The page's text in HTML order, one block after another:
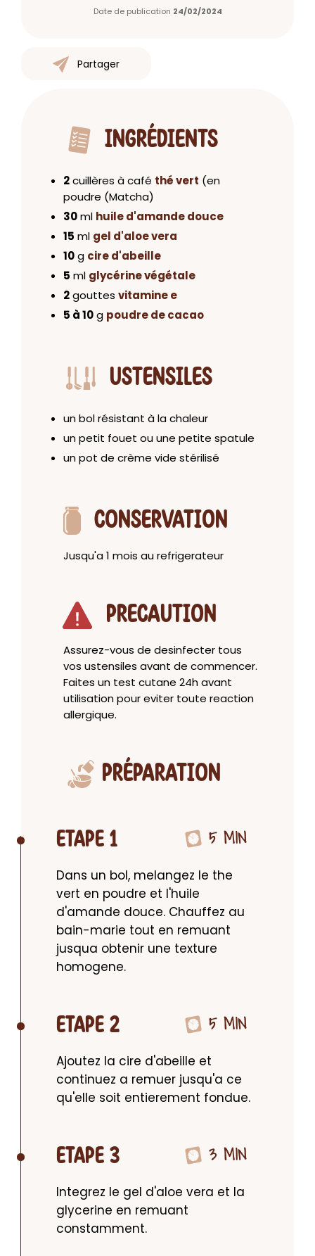
Date de publication 24/02/2024
Partager
INGRÉDIENTS
2cuillères à café thé vert (en
poudre (Matcha)
30ml huile d'amande douce
15 ml gel d'aloe vera
10g cire d'abeille
5 ml glycérine végétale
2gouttes vitamine e
5 à 10g poudre de cacao
USTENSILES
un bol résistant à la chaleur
un petit fouet ou une petite spatule
un pot de crème vide stérilisé
CONSERVATION
Jusqu'a 1 mois au refrigerateur
PRECAUTION
Assurez-vous de desinfecter tous
vos ustensiles avant de commencer.
Faites un test cutane 24h avant
utilisation pour eviter toute reaction
allergique.
PRÉPARATION
ETAPE 1 5 MIN
Dans un bol, melangez le the
vert en poudre et l'huile
d'amande douce. Chauffez au
bain-marie tout en remuant
jusqua obtenir une texture
homogene.
ETAPE 2 5 MIN
Ajoutez la cire d'abeille et
continuez a remuer jusqu'a ce
qu'elle soit entierement fondue.
ETAPE 3 3 MIN
Integrez le gel d'aloe vera et la
glycerine en remuant
constamment.